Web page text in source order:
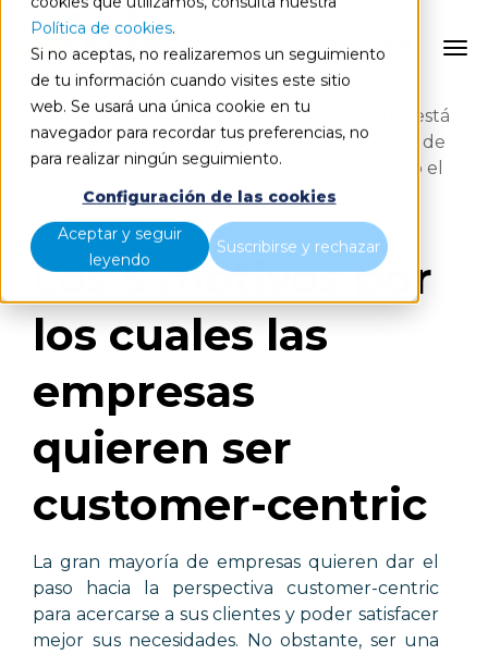
Política de cookies.
Si no aceptas, no realizaremos un seguimiento
de tu información cuando visites este sitio
web. Se usará una única cookie en tu
navegador para recordar tus preferencias, no
para realizar ningún seguimiento.
Configuración de las cookies
Aceptar y seguir
leyendo
Suscribirse y rechazar
El auge de las estrategias customer-centric está
relacionado con la digitalización y la facilidad de
acceso a la información, que han aumentado el
poder de decisión de los consumidores y sus
expectativas.
Los 5 motivos por
los cuales las
empresas
quieren ser
customer-centric
La gran mayoría de empresas quieren dar el
paso hacia la perspectiva customer-centric
para acercarse a sus clientes y poder satisfacer
mejor sus necesidades. No obstante, ser una